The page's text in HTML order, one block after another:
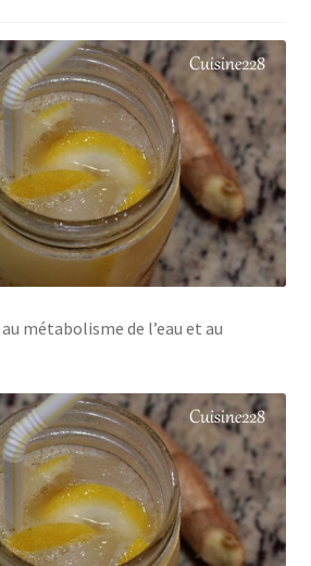
métabolisme de l’eau et au